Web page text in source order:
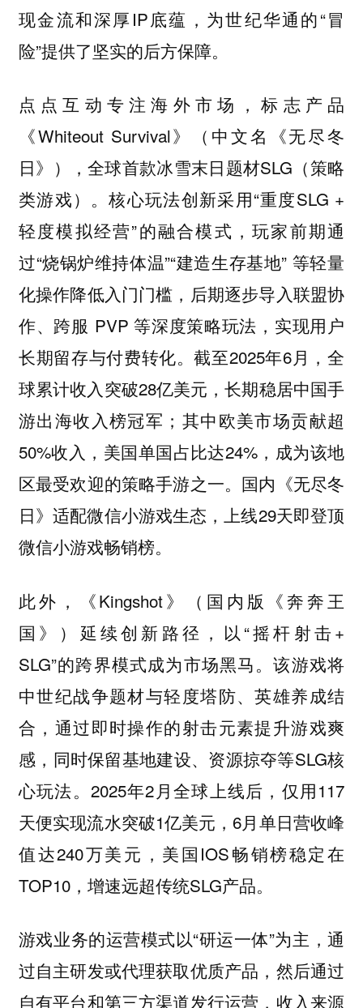
现金流和深厚IP底蕴，为世纪华通的“冒
险”提供了坚实的后方保障。
点点互动专注海外市场，标志产品
《Whiteout Survival》（中文名《无尽冬
日》），全球首款冰雪末日题材SLG（策略
类游戏）。核心玩法创新采用“重度SLG +
轻度模拟经营”的融合模式，玩家前期通
过“烧锅炉维持体温”“建造生存基地” 等轻量
化操作降低入门门槛，后期逐步导入联盟协
作、跨服 PVP 等深度策略玩法，实现用户
长期留存与付费转化。截至2025年6月，全
球累计收入突破28亿美元，长期稳居中国手
游出海收入榜冠军；其中欧美市场贡献超
50%收入，美国单国占比达24%，成为该地
区最受欢迎的策略手游之一。国内《无尽冬
日》适配微信小游戏生态，上线29天即登顶
微信小游戏畅销榜。
此外，《Kingshot》（国内版《奔奔王
国》）延续创新路径，以“摇杆射击+
SLG”的跨界模式成为市场黑马。该游戏将
中世纪战争题材与轻度塔防、英雄养成结
合，通过即时操作的射击元素提升游戏爽
感，同时保留基地建设、资源掠夺等SLG核
心玩法。2025年2月全球上线后，仅用117
天便实现流水突破1亿美元，6月单日营收峰
值达240万美元，美国IOS畅销榜稳定在
TOP10，增速远超传统SLG产品。
游戏业务的运营模式以“研运一体”为主，通
过自主研发或代理获取优质产品，然后通过
自有平台和第三方渠道发行运营，收入来源